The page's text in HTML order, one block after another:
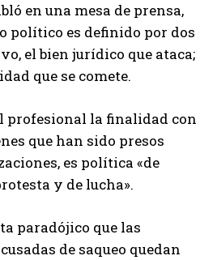
en una mesa de prensa,
político es definido por dos
el bien jurídico que ataca;
que se comete.
profesional la finalidad con
que han sido presos
es política «de
y de lucha».
paradójico que las
de saqueo quedan